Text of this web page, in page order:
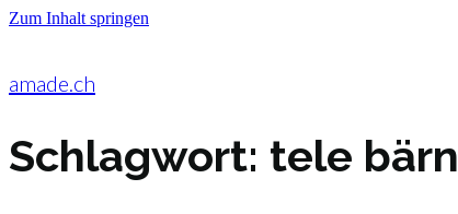
Zum Inhalt springen
amade.ch
Schlagwort: tele bärn